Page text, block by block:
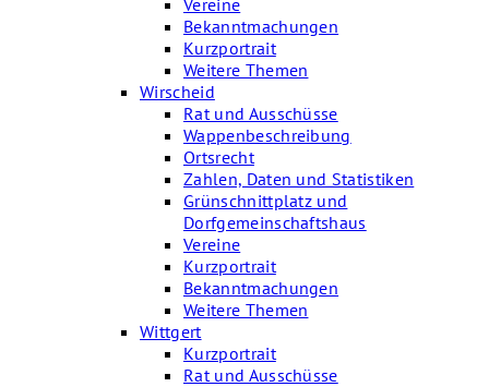
Vereine
Bekanntmachungen
Kurzportrait
Weitere Themen
Wirscheid
Rat und Ausschüsse
Wappenbeschreibung
Ortsrecht
Zahlen, Daten und Statistiken
Grünschnittplatz und
Dorfgemeinschaftshaus
Vereine
Kurzportrait
Bekanntmachungen
Weitere Themen
Wittgert
Kurzportrait
Rat und Ausschüsse